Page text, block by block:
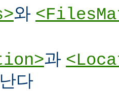
와
과
다